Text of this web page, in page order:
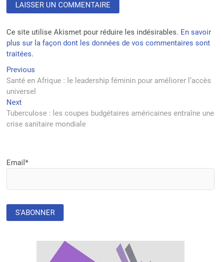
Ce site utilise Akismet pour réduire les indésirables. En savoir
plus sur la façon dont les données de vos commentaires sont
traitées.
Navigation
de
l’article
Previous
post:
Santé en Afrique : le leadership féminin pour améliorer l’accès
universel
NextNext
post:
Tuberculose : les coupes budgétaires américaines entraîne une
crise sanitaire mondiale
Email*